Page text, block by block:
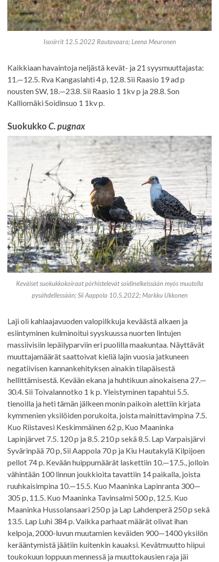
Isosirrit 12.5.2022 Rautavaara; Leena Meuronen
Kaikkiaan havaintoja neljästä kevät- ja 21 syysmuuttajasta:
11.—12.5. Rva Kangaslahti 4 p, 12.8. Sii Raasio 19 ad p
nousten SW, 18.—23.8. Sii Raasio 1 1kv p ja 28.8. Son
Kalliomäki Soidinsuo 1 1kv p.
SuokukkoC. pugnax
Keväiset suokukkokoiraat pörhistelevät soidinelkeissään myös muutolla
pysähdellessään; Sii Aappola 10.5.2022; Markku Ukkonen
Laji oli kahlaajavuoden valopilkkuja keväästä alkaen ja
esiintyminen kulminoitui syyskuussa nuorten lintujen
massiivisiin lepäilyparviin eri puolilla maakuntaa. Näyttävät
muuttajamäärät saattoivat kieliä lajin vuosia jatkuneen
negatiivisen kannankehityksen ainakin tilapäisestä
hellittämisestä. Kevään ekana ja huhtikuun ainokaisena 27.—
30.4. Sii Toivalannotko 1 k p. Yleistyminen tapahtui 5.5.
tienoilla ja heti tämän jälkeen monin paikoin alettiin kirjata
kymmenien yksilöiden porukoita, joista mainittavimpina 7.5.
Kuo Riistavesi Keskimmäinen 62 p, Kuo Maaninka
Lapinjärvet 7.5. 120 p ja 8.5. 210 p sekä 8.5. Lap Varpaisjärvi
Syvärinpää 70 p, Sii Aappola 70 p ja Kiu Hautakylä Kilpijoen
pellot 74 p. Kevään huippumäärät laskettiin 10.—17.5., jolloin
vähintään 100 linnun joukkioita tavattiin 14 paikalla, joista
ruuhkaisimpina 10.—15.5. Kuo Maaninka Lapinranta 300—
305 p, 11.5. Kuo Maaninka Tavinsalmi 500 p, 12.5. Kuo
Maaninka Hussolansaari 250 p ja Lap Lahdenperä 250 p sekä
13.5. Lap Luhi 384 p. Vaikka parhaat määrät olivat ihan
kelpoja, 2000-luvun muutamien keväiden 900—1400 yksilön
kerääntymistä jäätiin kuitenkin kauaksi. Kevätmuutto hiipui
toukokuun loppuun mennessä ja muuttokausien raja jäi